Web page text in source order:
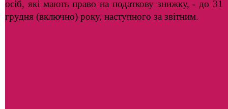
осіб, які мають право на податкову знижку, - до 31
грудня (включно) року, наступного за звітним.